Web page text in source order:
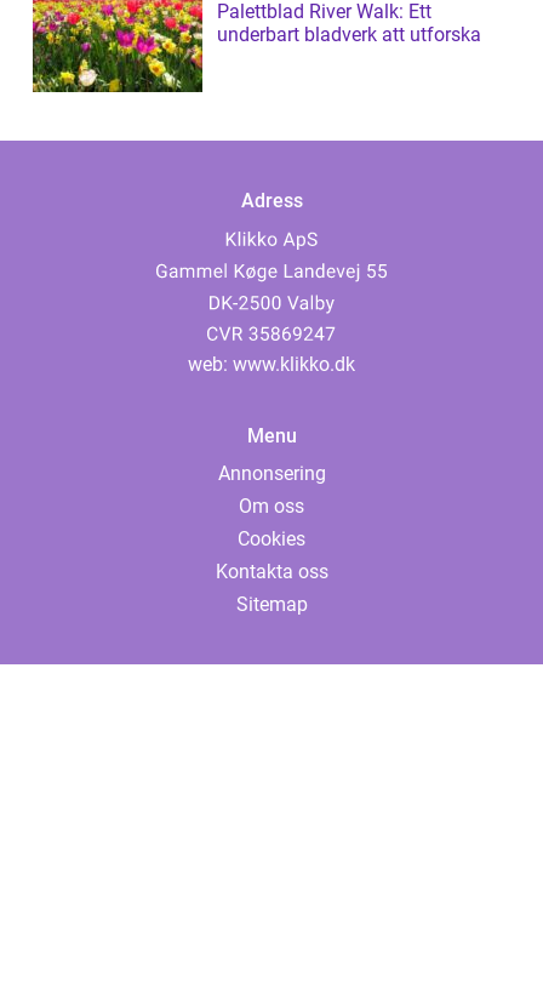
Palettblad River Walk: Ett
underbart bladverk att utforska
Adress
web: www.klikko.dk
Menu
Annonsering
Om oss
Cookies
Kontakta oss
Sitemap